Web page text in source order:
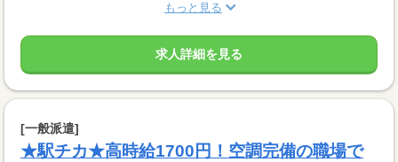
もっと見る
求人詳細を見る
[一般派遣]
★駅チカ★高時給1700円！空調完備の職場で